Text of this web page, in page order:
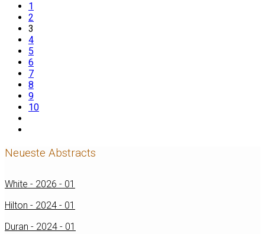
1
2
3
4
5
6
7
8
9
10
Neueste Abstracts
White - 2026 - 01
Hilton - 2024 - 01
Duran - 2024 - 01